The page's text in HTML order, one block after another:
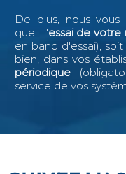
De plus, nous vous
que : l'essai de
en banc d'essai),
bien, dans vos
périodique
service de vos